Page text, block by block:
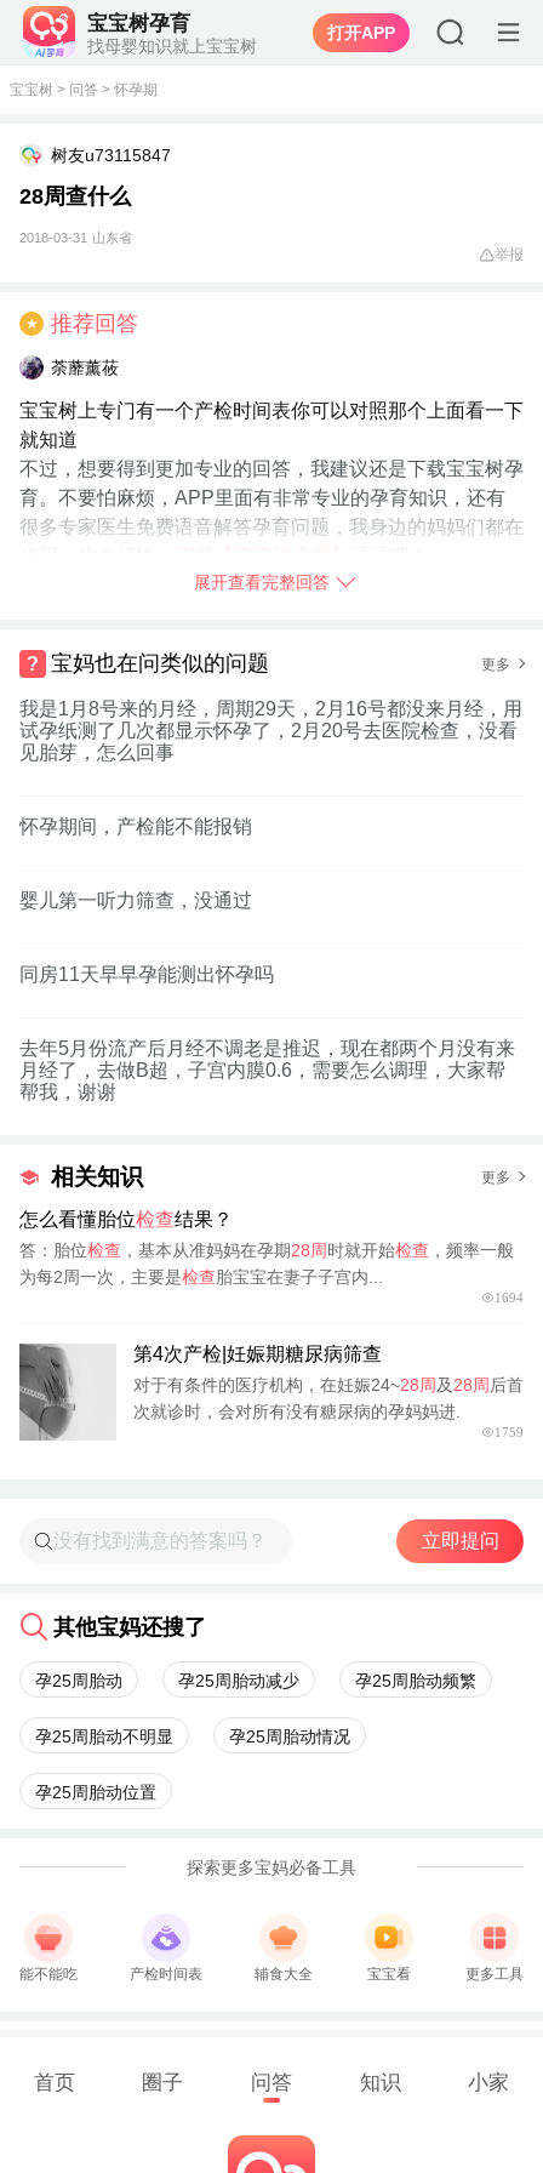
宝宝树孕育
找母婴知识就上宝宝树
打开APP
宝宝树 > 问答 > 怀孕期
树友u73115847
28周查什么
2018-03-31 山东省
举报
★ 推荐回答
荼蘼薰莜
宝宝树上专门有一个产检时间表你可以对照那个上面看一下
就知道
不过，想要得到更加专业的回答，我建议还是下载宝宝树孕
育。不要怕麻烦，APP里面有非常专业的孕育知识，还有
很多专家医生免费语音解答孕育问题，我身边的妈妈们都在
展开查看完整回答
宝妈也在问类似的问题 更多
我是1月8号来的月经，周期29天，2月16号都没来月经，用
试孕纸测了几次都显示怀孕了，2月20号去医院检查，没看
见胎芽，怎么回事
怀孕期间，产检能不能报销
婴儿第一听力筛查，没通过
同房11天早早孕能测出怀孕吗
去年5月份流产后月经不调老是推迟，现在都两个月没有来
月经了，去做B超，子宫内膜0.6，需要怎么调理，大家帮
帮我，谢谢
相关知识 更多
怎么看懂胎位检查结果？
答：胎位检查 ，基本从准妈妈在孕期28周时就开始检查 ，频率一般
为每2周一次，主要是检查胎宝宝在妻子子宫内...
1694
第4次产检|妊娠期糖尿病筛查
对于有条件的医疗机构，在妊娠24~28周及28周后首
次就诊时，会对所有没有糖尿病的孕妈妈进.
1759
立即提问
其他宝妈还搜了
孕25周胎动 孕25周胎动减少 孕25周胎动频繁
孕25周胎动不明显 孕25周胎动情况
孕25周胎动位置
探索更多宝妈必备工具
能不能吃 产检时间表 辅食大全 宝宝看 更多工具
首页 圈子 问答 知识 小家